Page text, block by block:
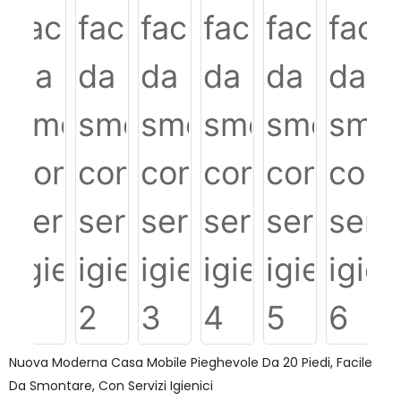
Nuova Moderna Casa Mobile Pieghevole Da 20 Piedi, Facile
Da Smontare, Con Servizi Igienici